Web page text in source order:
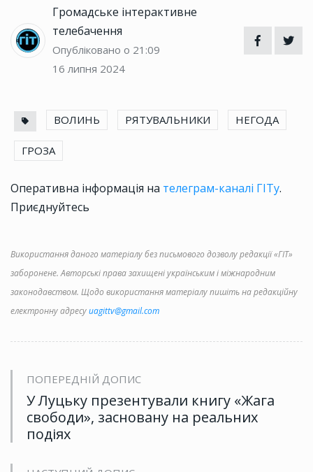
Громадське інтерактивне
телебачення
Опубліковано о 21:09
16 липня 2024
ВОЛИНЬ РЯТУВАЛЬНИКИ НЕГОДА
ГРОЗА
Оперативна інформація на телеграм-каналі ГІТу.
Приєднуйтесь
Використання даного матеріалу без письмового дозволу редакції «ГІТ»
заборонене. Авторські права захищені українським і міжнародним
законодавством. Щодо використання матеріалу пишіть на редакційну
електронну адресуuagittv@gmail.com
ПОПЕРЕДНІЙ ДОПИС
У Луцьку презентували книгу «Жага
свободи», засновану на реальних
подіях